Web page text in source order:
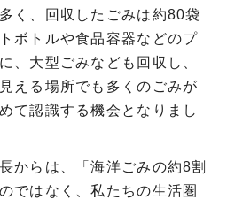
く、回収したごみは約80袋
ボトルや食品容器などのプ
、大型ごみなども回収し、
える場所でも多くのごみが
て認識する機会となりまし
からは、「海洋ごみの約8割
ではなく、私たちの生活圏